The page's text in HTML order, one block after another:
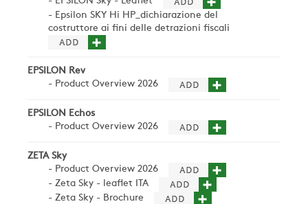
- Epsilon SKY Hi HP_dichiarazione del
costruttore ai fini delle detrazioni fiscali
EPSILON Rev
- Product Overview 2026
EPSILON Echos
- Product Overview 2026
ZETA Sky
- Product Overview 2026
- Zeta Sky - leaflet ITA
- Zeta Sky - Brochure